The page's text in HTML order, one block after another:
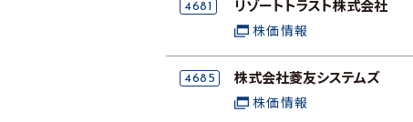
4681 リゾートトラスト株式会社
株価情報
4685 株式会社菱友システムズ
株価情報